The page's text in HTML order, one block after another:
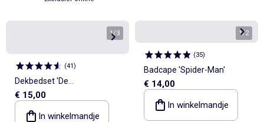
1/3
(41)
Dekbedset 'De
Leeuwenkoning' - 1-
persoonsbed
€ 15,00
In winkelmandje
1/2
(35)
Badcape 'Spider-Man'
€ 14,00
In winkelmandje